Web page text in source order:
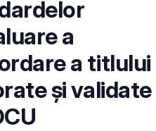
a
a titlului
și validate